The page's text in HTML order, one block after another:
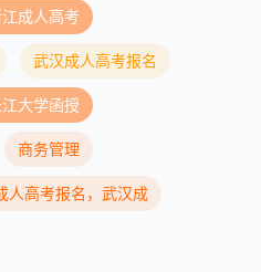
成人高考
武汉成人高考报名
大学函授
商务管理
人高考报名，武汉成